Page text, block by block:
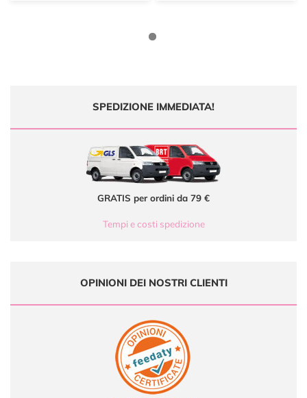
SPEDIZIONE IMMEDIATA!
GRATIS per ordini da 79 €
Tempi e costi spedizione
OPINIONI DEI NOSTRI CLIENTI